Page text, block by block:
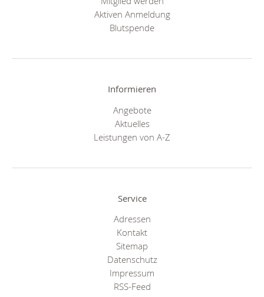
Aktiven Anmeldung
Blutspende
Informieren
Angebote
Aktuelles
Leistungen von A-Z
Service
Adressen
Kontakt
Sitemap
Datenschutz
Impressum
RSS-Feed